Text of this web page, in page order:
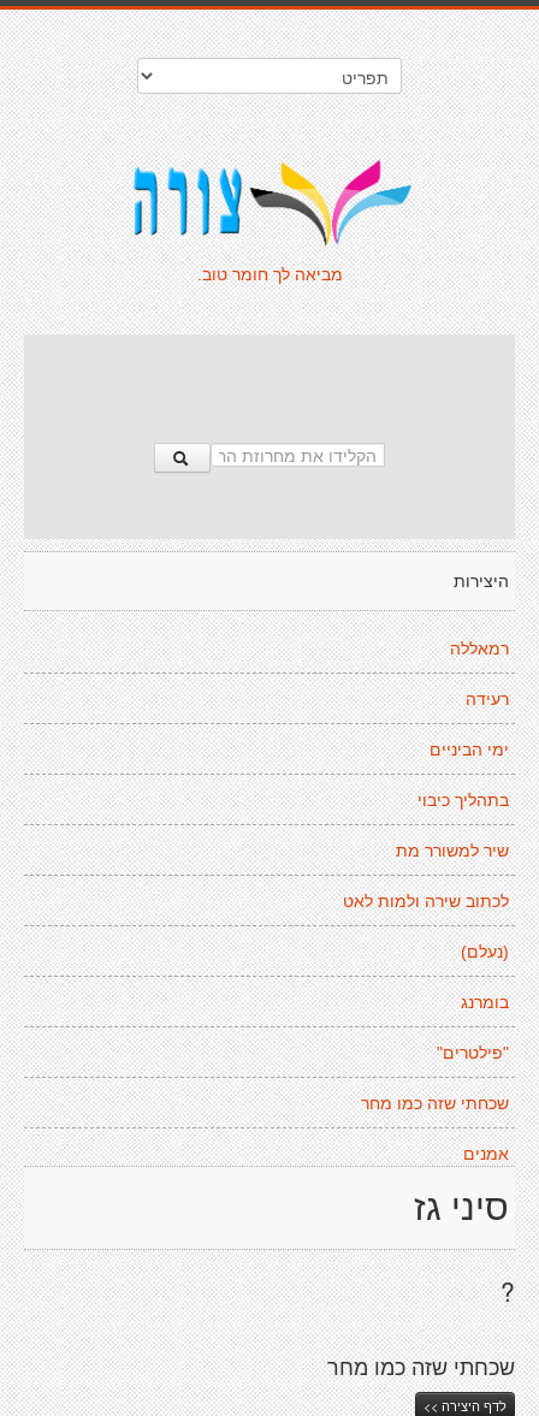
מביאה לך חומר טוב.
היצירות
רמאללה
רעידה
ימי הביניים
בתהליך כיבוי
שיר למשורר מת
לכתוב שירה ולמות לאט
(נעלם)
בומרנג
"פילטרים"
שכחתי שזה כמו מחר
אמנים
סיני גז
?
שכחתי שזה כמו מחר
לדף היצירה >>